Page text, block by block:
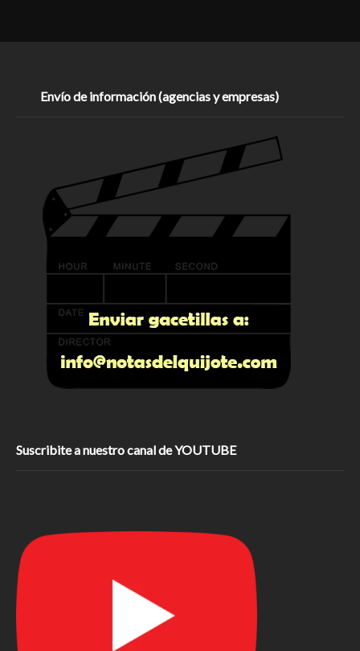
Envío de información (agencias y empresas)
Suscribite a nuestro canal de YOUTUBE